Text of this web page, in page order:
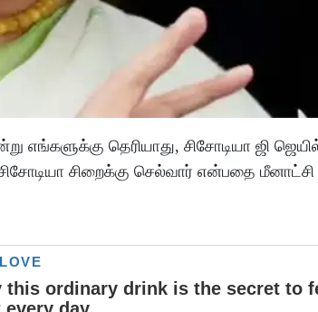
எங்களுக்கு தெரியாது, சிசோடியா ஜி
சிறைக்கு செல்வார் என்பதை